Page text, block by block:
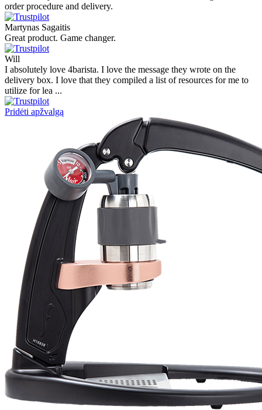
order procedure and delivery.
Martynas Sagaitis
Great product. Game changer.
Will
I absolutely love 4barista. I love the message they wrote on the
delivery box. I love that they compiled a list of resources for me to
utilize for lea ...
Pridėti apžvalgą